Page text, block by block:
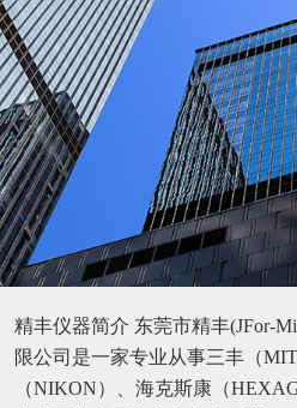
精丰仪器简介 东莞市精丰(JFor-
限公司是一家专业从事三丰（
（NIKON）、海克斯康（